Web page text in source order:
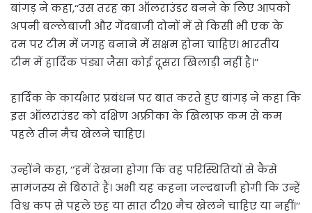
बांगड़ ने कहा,‘‘उस तरह का ऑलराउंडर बनने के लिए आपको
अपनी बल्लेबाजी और गेंदबाजी दोनों में से किसी भी एक के
दम पर टीम में जगह बनाने में सक्षम होना चाहिए। भारतीय
टीम में हार्दिक पंड्या जैसा कोई दूसरा खिलाड़ी नहीं है।’’
हार्दिक के कार्यभार प्रबंधन पर बात करते हुए बांगड़ ने कहा कि
इस ऑलराउंडर को दक्षिण अफ्रीका के खिलाफ कम से कम
पहले तीन मैच खेलने चाहिए।
उन्होंने कहा, ‘‘हमें देखना होगा कि वह परिस्थितियों से कैसे
सामंजस्य से बिठाते हैं। अभी यह कहना जल्दबाजी होगी कि उन्हें
विश्व कप से पहले छह या सात टी20 मैच खेलने चाहिए या नहीं।’’